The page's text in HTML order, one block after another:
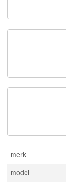
merk
model